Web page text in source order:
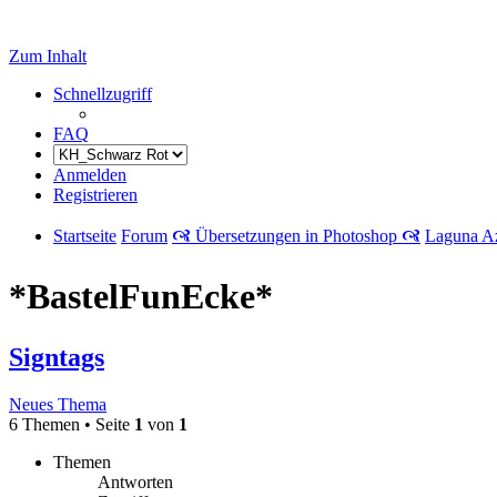
Zum Inhalt
Schnellzugriff
FAQ
Anmelden
Registrieren
Startseite Forum 🙧 Übersetzungen in Photoshop 🙧 Laguna
*BastelFunEcke*
Signtags
Neues Thema
6 Themen • Seite 1 von 1
Themen
Antworten